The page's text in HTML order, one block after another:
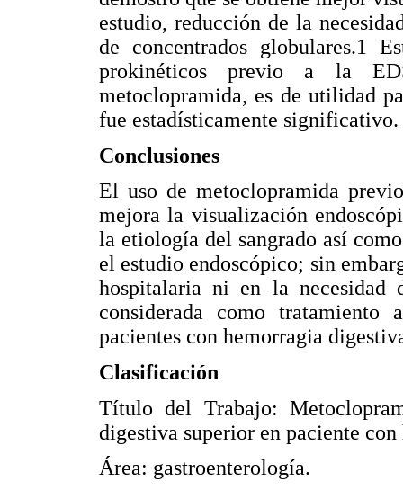
estudio, reducción de la
de concentrados globulares.1
prokinéticos previo a la
metoclopramida, es de utilidad
fue estadísticamente significativo.
Conclusiones
El uso de metoclopramida
mejora la visualización
la etiología del sangrado así
el estudio endoscópico; sin
hospitalaria ni en la necesidad
considerada como tratamiento
pacientes con hemorragia
Clasificación
Título del Trabajo:
digestiva superior en paciente
Área: gastroenterología.